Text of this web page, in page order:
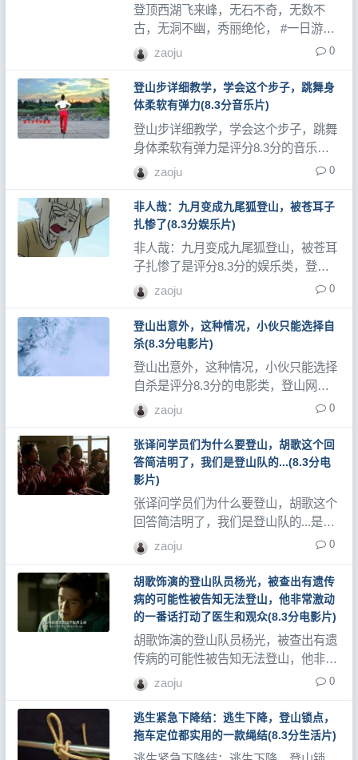
登顶西湖飞来峰，无石不奇，无数不
古，无洞不幽，秀丽绝伦， #一日游#
西湖#杭州#西湖风景名胜区#登山#爬山
#是评分8.3分的旅游类，登山网记录了
大量登山视频、登山教程和登山记录
片。
zaoju 0
登山步详细教学，学会这个步子，跳舞身
体柔软有弹力(8.3分音乐片)
登山步详细教学，学会这个步子，跳舞
身体柔软有弹力是评分8.3分的音乐
类，登山网记录了大量登山视频、登山
教程和登山记录片。
zaoju 0
非人哉：九月变成九尾狐登山，被苍耳子
扎惨了(8.3分娱乐片)
非人哉：九月变成九尾狐登山，被苍耳
子扎惨了是评分8.3分的娱乐类，登山
网记录了大量登山视频、登山教程和登
山记录片。
zaoju 0
登山出意外，这种情况，小伙只能选择自
杀(8.3分电影片)
登山出意外，这种情况，小伙只能选择
自杀是评分8.3分的电影类，登山网记
录了大量登山视频、登山教程和登山记
录片。
zaoju 0
张译问学员们为什么要登山，胡歌这个回
答简洁明了，我们是登山队的...(8.3分电
影片)
张译问学员们为什么要登山，胡歌这个
回答简洁明了，我们是登山队的...是评
分8.3分的电影类，登山网记录了大量
登山视频、登山教程和登山记录片。
zaoju 0
胡歌饰演的登山队员杨光，被查出有遗传
病的可能性被告知无法登山，他非常激动
的一番话打动了医生和观众(8.3分电影片)
胡歌饰演的登山队员杨光，被查出有遗
传病的可能性被告知无法登山，他非常
激动的一番话打动了医生和观众是评分
8.3分的电影类，登山网记录了大量登
山视频、登山教程和登山记录片。
zaoju 0
逃生紧急下降结：逃生下降，登山锁点，
拖车定位都实用的一款绳结(8.3分生活片)